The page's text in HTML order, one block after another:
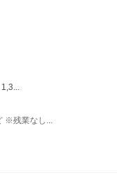
※残業なし...